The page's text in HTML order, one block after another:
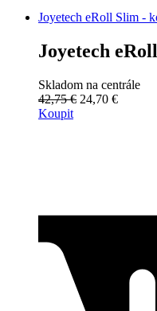
Joyetech eRoll Slim -
Joyetech
Skladom na centrále
42,75 € 24,70 €
Koupit